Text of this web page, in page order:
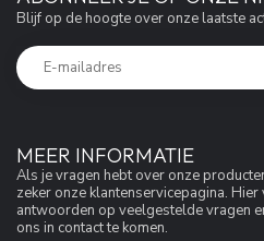
MEER INFORMATIE
Als je vragen hebt over onze
zeker onze klantenservicepagina.
antwoorden op veelgestelde vragen
ons in contact te komen.
Blijf op de hoogte over onze laatste